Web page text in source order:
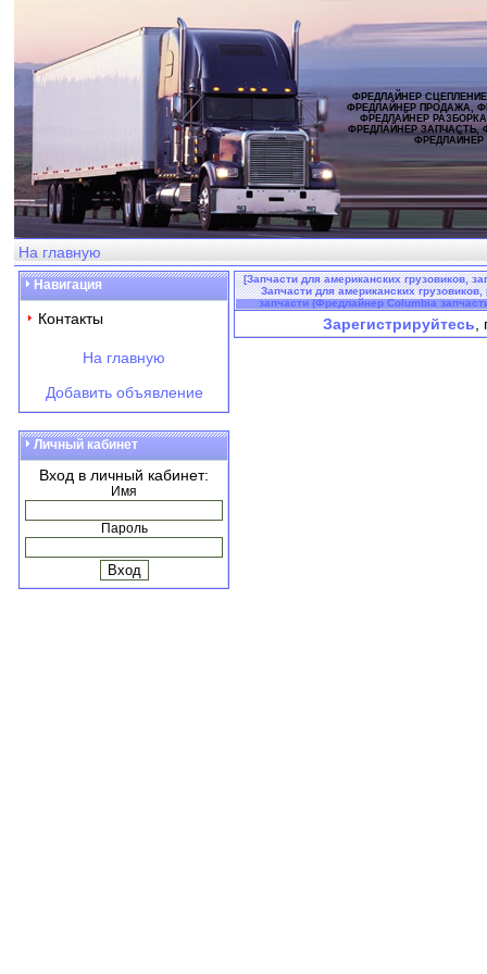
ФРЕДЛАЙНЕР
ФРЕДЛАЙНЕР ПРОДАЖА,
ФРЕДЛАЙНЕР
ФРЕДЛАЙНЕР ЗАПЧАСТЬ,
ФРЕДЛАЙНЕР
На главную
Навигация
Контакты
На главную
Добавить объявление
Личный кабинет
Вход в личный кабинет:
Имя
Пароль
[Запчасти для американских грузовиков,
Запчасти для американских
запчасти (Фредлайнер Columbia
Зарегистрируйтесь